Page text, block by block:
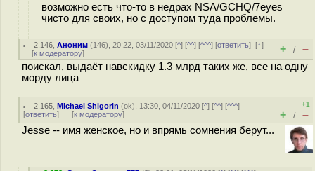
возможно есть что-то в недрах NSA/GCHQ/7eyes
чисто для своих, но с доступом туда проблемы.
2.146 ,Аноним (146), 20:22, 03/11/2020 [^] [^^] [^^^] [ответить][↑]
[к модератору] + / –
поискал, выдаёт навскидку 1.3 млрд таких же, все на одну
морду лица
2.165 ,Michael Shigorin (ok), 13:30, 04/11/2020 [^] [^^] [^^^]
[ответить] [к модератору]
+1
+ / –
Jesse -- имя женское, но и впрямь сомнения берут...